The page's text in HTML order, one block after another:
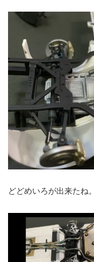
どどめいろが出来たね。